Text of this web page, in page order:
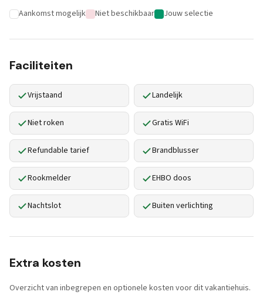
Aankomst mogelijk Niet beschikbaar Jouw selectie
Faciliteiten
Vrijstaand Landelijk
Niet roken Gratis WiFi
Refundable tarief Brandblusser
Rookmelder EHBO doos
Nachtslot Buiten verlichting
Extra kosten
Overzicht van inbegrepen en optionele kosten voor dit vakantiehuis.